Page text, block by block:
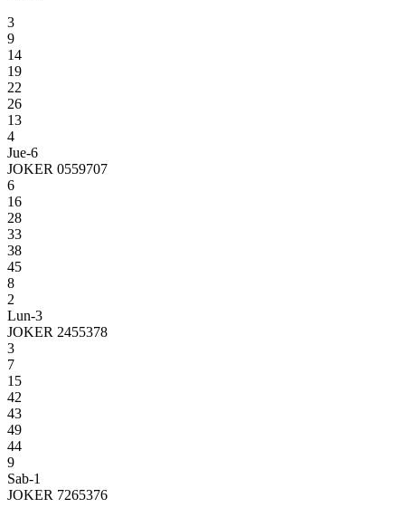
3
9
14
19
22
26
13
4
Jue-6
JOKER 0559707
6
16
28
33
38
45
8
2
Lun-3
JOKER 2455378
3
7
15
42
43
49
44
9
Sab-1
JOKER 7265376